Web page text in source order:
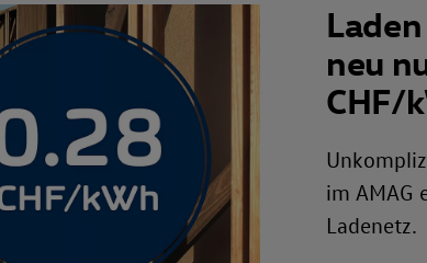
neu
CHF/
im AMAG
Ladenetz.